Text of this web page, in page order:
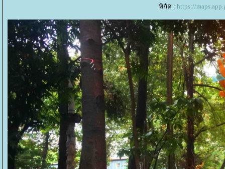
พิกัด : https://